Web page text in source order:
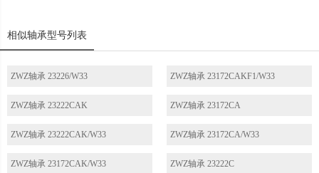
相似轴承型号列表
ZWZ轴承 23226/W33 ZWZ轴承 23172CAKF1/W33
ZWZ轴承 23222CAK ZWZ轴承 23172CA
ZWZ轴承 23222CAK/W33 ZWZ轴承 23172CA/W33
ZWZ轴承 23172CAK/W33 ZWZ轴承 23222C